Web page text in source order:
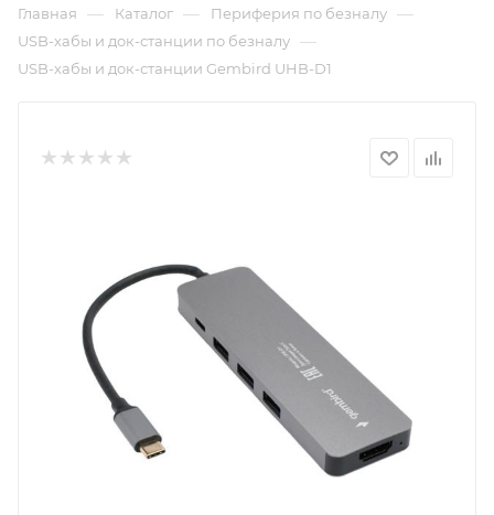
Главная — Каталог — Периферия по безналу —
USB-хабы и док-станции по безналу —
USB-хабы и док-станции Gembird UHB-D1